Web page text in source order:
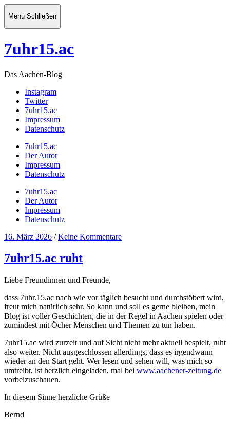
Menü Schließen
7uhr15.ac
Das Aachen-Blog
Instagram
Twitter
7uhr15.ac
Impressum
Datenschutz
7uhr15.ac
Der Autor
Impressum
Datenschutz
7uhr15.ac
Der Autor
Impressum
Datenschutz
16. März 2026 / Keine Kommentare
7uhr15.ac ruht
Liebe Freundinnen und Freunde,
dass 7uhr.15.ac nach wie vor täglich besucht und durchstöbert wird,
freut mich natürlich sehr. So kann und soll es gerne bleiben, mein
Blog ist voller Geschichten, die in der Regel in Aachen spielen oder
zumindest mit Öcher Menschen und Themen zu tun haben.
7uhr15.ac wird zurzeit und auf Sicht nicht mehr aktuell bespielt, ruht
also weiter. Nicht ausgeschlossen allerdings, dass es irgendwann
wieder an den Start geht. Wer lesen und sehen will, was mich so
umtreibt, ist herzlich eingeladen, mal bei www.aachener-zeitung.de
vorbeizuschauen.
In diesem Sinne herzliche Grüße
Bernd